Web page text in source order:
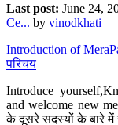
Last post: June 24,
Ce... by vinodkhati
Introduction of
परिचय
Introduce
and welcome new
के दूसरे सदस्यों के बारे